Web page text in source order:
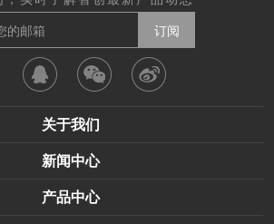
关于我们
新闻中心
产品中心